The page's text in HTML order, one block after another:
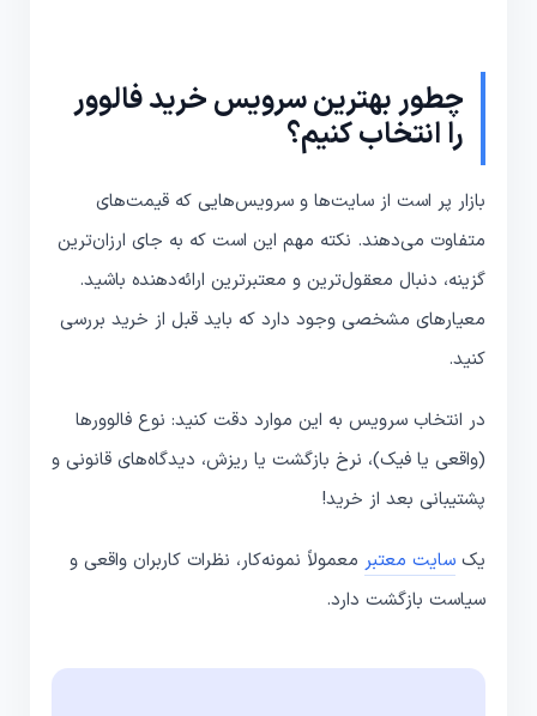
چطور بهترین سرویس خرید فالوور
را انتخاب کنیم؟
بازار پر است از سایت‌ها و سرویس‌هایی که قیمت‌های
متفاوت می‌دهند. نکته مهم این است که به جای ارزان‌ترین
گزینه، دنبال معقول‌ترین و معتبرترین ارائه‌دهنده باشید.
معیارهای مشخصی وجود دارد که باید قبل از خرید بررسی
کنید.
در انتخاب سرویس به این موارد دقت کنید: نوع فالوورها
(واقعی یا فیک)، نرخ بازگشت یا ریزش، دیدگاه‌های قانونی و
پشتیبانی بعد از خرید!
یک سایت معتبر معمولاً نمونه‌کار، نظرات کاربران واقعی و
سیاست بازگشت دارد.